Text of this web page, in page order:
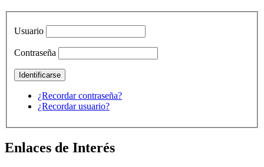
Usuario
Contraseña
¿Recordar contraseña?
¿Recordar usuario?
Enlaces de Interés